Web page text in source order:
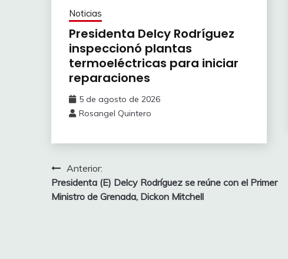
Noticias
Presidenta Delcy Rodríguez
inspeccionó plantas
termoeléctricas para iniciar
reparaciones
5 de agosto de 2026
Rosangel Quintero
Anterior:
Presidenta (E) Delcy Rodríguez se reúne con el Primer
Ministro de Grenada, Dickon Mitchell